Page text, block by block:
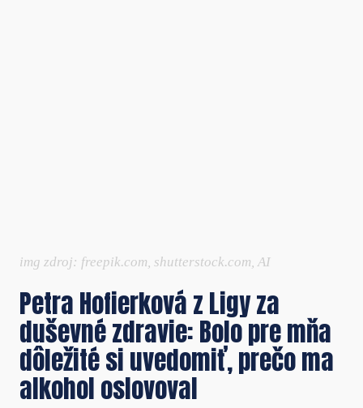
img zdroj: freepik.com, shutterstock.com, AI
Petra Hofierková z Ligy za
duševné zdravie: Bolo pre mňa
dôležité si uvedomiť, prečo ma
alkohol oslovoval